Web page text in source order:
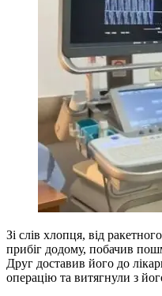
Зі слів хлопця, від
прибіг додому, побачив
Друг доставив його до
операцію та витягнули з